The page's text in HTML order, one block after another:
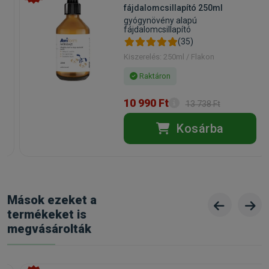
fájdalomcsillapító 250ml
gyógynövény alapú
fájdalomcsillapító
(35)
Kiszerelés: 250ml / Flakon
Raktáron
10 990 Ft 13 738 Ft
Kosárba
Mások ezeket a
termékeket is
megvásárolták